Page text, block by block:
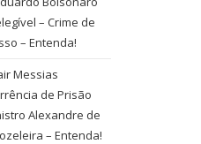
– Crime de
– Entenda!
Messias
de Prisão
Alexandre de
– Entenda!